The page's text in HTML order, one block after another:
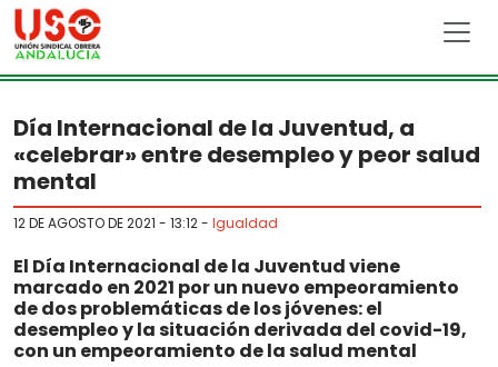
Skip to main content
Día Internacional de la Juventud, a
«celebrar» entre desempleo y peor salud
mental
12 DE AGOSTO DE 2021 - 13:12- Igualdad
El Día Internacional de la Juventud viene
marcado en 2021 por un nuevo empeoramiento
de dos problemáticas de los jóvenes: el
desempleo y la situación derivada del covid-19,
con un empeoramiento de la salud mental